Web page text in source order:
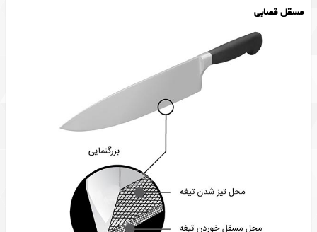
مسقل قصابی